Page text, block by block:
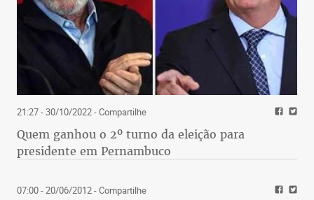
21:27 - 30/10/2022- Compartilhe
Quem ganhou o 2º turno da eleição para
presidente em Pernambuco
07:00 - 20/06/2012- Compartilhe